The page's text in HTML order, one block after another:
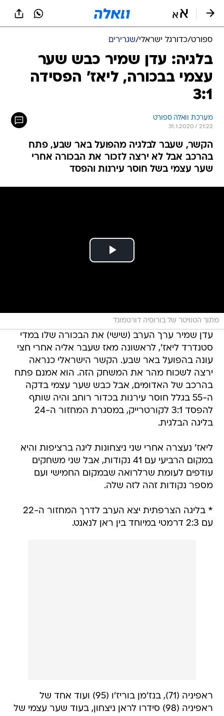
ספורט/כדורגל ישראלי/שגרירים
בלגיה: עדן שמיר כבש שער
עצמי בבכורה, ליאז' הפסידה
3:1
מערכת וואלה ספורט
31.1.2020 / 21:22
הקשר, שעבר לבלגיה מהפועל באר שבע, פתח
בהרכב אבל לא ירצה לזכור את הבכורה אחרי
שער עצמי בשל חוסר עירנות והפסד
מתוך הטוויטר של בורוסיה דורטמונד
עדן שמיר ערך הערב (שישי) את הבכורה שלו במדי
סטנדרד ליאז', לראשונה מאז שעבר אליה אחרי חצי
עונה בהפועל באר שבע. הקשר הישראלי כנראה
ירצה לשכוח מהר את המשחק הזה. הוא אמנם פתח
בהרכב של האדומים, אבל כבש שער עצמי בדקה
ה-55 בגלל חוסר עירנות בכדור רוחב והיה שותף
להפסד 3:1 לקורטרייק, במסגרת המחזור ה-24
בליגה הבלגית.
ליאז' נעצרה אחרי שני ניצחונות ליגה ברציפות והיא
במקום הרביעי עם 41 נקודות, אבל שני משחקים
עודפים לעומת שרלרואה שבמקום החמישי ועם
מספר נקודות זהה לזה שלה.
* בליגה הצרפתית יצא הערב לדרך המחזור ה-22
עם 2:3 דרמטי במיוחד בין ראן לנאנט.
ראפיניה (71), בנז'מן בוריז'ו (95) ועוד אחד של
ראפיניה (98) סידרו לראן ניצחון, בעוד שער עצמי של